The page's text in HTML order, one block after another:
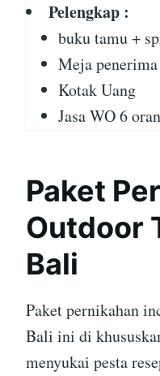
Pelengkap :
buku tamu +
Meja
Kotak Uang
Jasa WO 6
Paket
Outdoor
Bali
Paket pernikahan
Bali ini di
menyukai pesta